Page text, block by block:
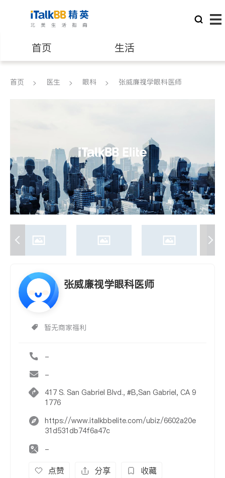
首页 生活
医生 律师
养老 非盈利组织
首页 医生 眼科 张威廉视学眼科医师
张威廉视学眼科医师
暂无商家福利
-
-
417 S. San Gabriel Blvd., #B,San Gabriel, CA 9
1776
https://www.italkbbelite.com/ubiz/6602a20e
31d531db74f6a47c
-
点赞 分享 收藏